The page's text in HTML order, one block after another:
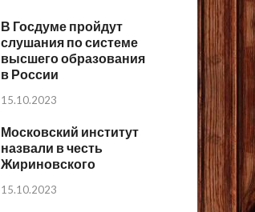
В Госдуме пройдут
слушания по системе
высшего образования
в России
15.10.2023
Московский институт
назвали в честь
Жириновского
15.10.2023